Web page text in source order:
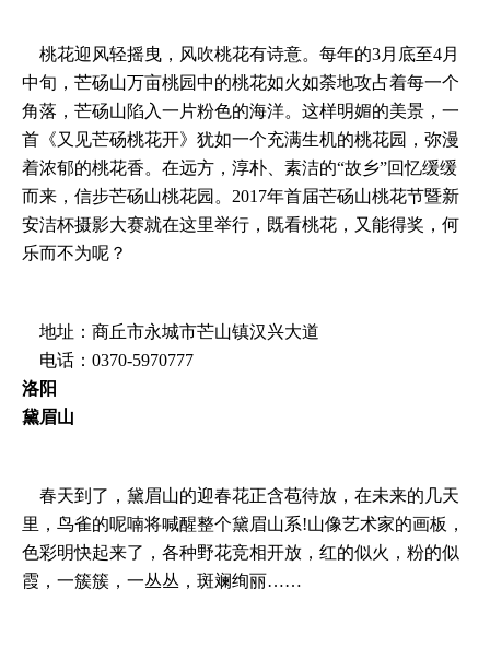
桃花迎风轻摇曳，风吹桃花有诗意。每年的3月底至4月
中旬，芒砀山万亩桃园中的桃花如火如荼地攻占着每一个
角落，芒砀山陷入一片粉色的海洋。这样明媚的美景，一
首《又见芒砀桃花开》犹如一个充满生机的桃花园，弥漫
着浓郁的桃花香。在远方，淳朴、素洁的“故乡”回忆缓缓
而来，信步芒砀山桃花园。2017年首届芒砀山桃花节暨新
安洁杯摄影大赛就在这里举行，既看桃花，又能得奖，何
乐而不为呢？
地址：商丘市永城市芒山镇汉兴大道
电话：0370-5970777
洛阳
黛眉山
春天到了，黛眉山的迎春花正含苞待放，在未来的几天
里，鸟雀的呢喃将喊醒整个黛眉山系!山像艺术家的画板，
色彩明快起来了，各种野花竞相开放，红的似火，粉的似
霞，一簇簇，一丛丛，斑斓绚丽……